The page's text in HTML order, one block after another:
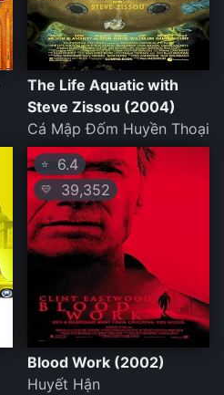
The Life Aquatic with
Steve Zissou (2004)
Cá Mập Đốm Huyền Thoại
⭐ 6.4
💛 39,352
Blood Work (2002)
Huyết Hận